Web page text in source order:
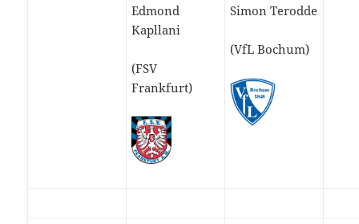
Edmond
Kapllani
(FSV
Frankfurt)
Simon Terodde
(VfL Bochum)